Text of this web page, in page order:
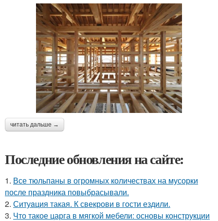
читать дальше →
Последние обновления на сайте:
1. Все тюльпаны в огромных количествах на мусорки
после праздника повыбрасывали.
2. Ситуaция такая. К свекрови в гости ездили.
3. Что такое царга в мягкой мебели: основы конструкции